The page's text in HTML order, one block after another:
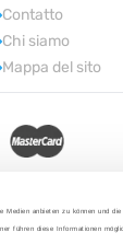
anbieten zu können und
führen diese Informationen
Contatto
Chi siamo
Mappa del sito